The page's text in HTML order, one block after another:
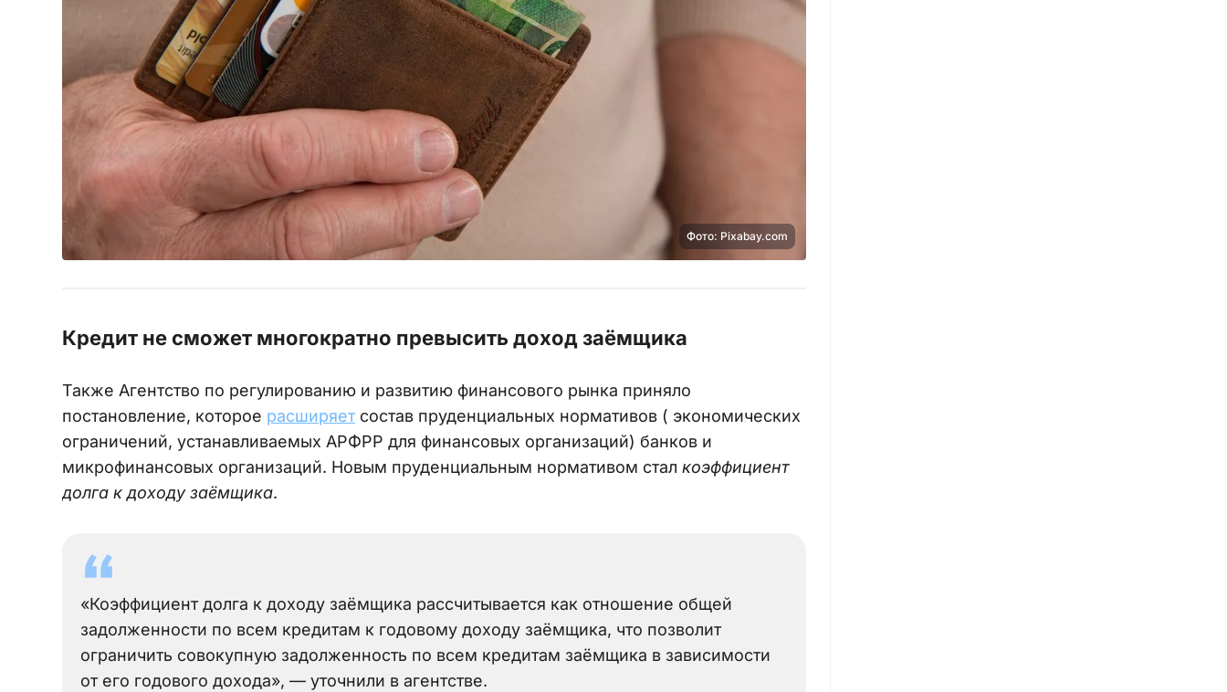
Фото: Pixabay.com
Кредит не сможет многократно превысить доход заёмщика
Также Агентство по регулированию и развитию финансового рынка приняло
постановление, которое расширяетсостав пруденциальных нормативов ( экономических
ограничений, устанавливаемых АРФРР для финансовых организаций) банков и
микрофинансовых организаций. Новым пруденциальным нормативом стал коэффициент
долга к доходу заёмщика.
«Коэффициент долга к доходу заёмщика рассчитывается как отношение общей
задолженности по всем кредитам к годовому доходу заёмщика, что позволит
ограничить совокупную задолженность по всем кредитам заёмщика в зависимости
от его годового дохода», — уточнили в агентстве.